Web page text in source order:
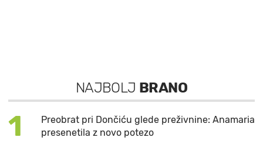
NAJBOLJ BRANO
1
Preobrat pri Dončiću glede preživnine: Anamaria
presenetila z novo potezo